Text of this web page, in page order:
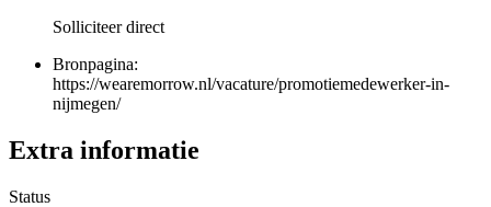
Solliciteer direct
Bronpagina:
https://wearemorrow.nl/vacature/promotiemedewerker-in-
nijmegen/
Extra informatie
Status